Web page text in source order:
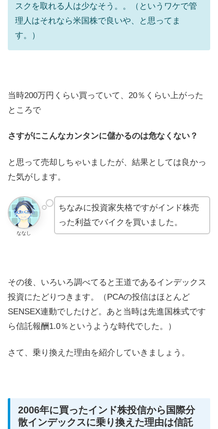
スクを取れる人は少なそう。。（というワケで管
理人はそれなら米国株で良いや、と思ってま
す。）
当時200万円くらい買っていて、20％くらい上がった
ところで
さすがにこんなカンタンに儲かるのは危なくない？
と思って売却しちゃいましたが、結果としては良かっ
た気がします。
ななし
ちなみに投資家失格ですがインド株売
った利益でバイクを買いました。
その後、いろいろ調べてると王道であるインデックス
投資にたどりつきます。（PCAの投信はほとんど
SENSEX連動でしたけど。あと当時は先進国株式です
ら信託報酬1.0％というような時代でした。）
さて、乗り換えた理由を紹介していきましょう。
2006年に買ったインド株投信から国際分
散インデックスに乗り換えた理由は信託